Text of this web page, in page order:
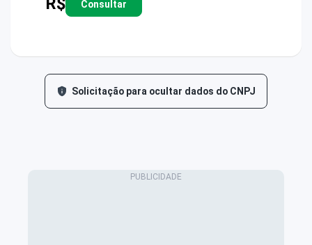
Consultar
Solicitação para ocultar dados do CNPJ